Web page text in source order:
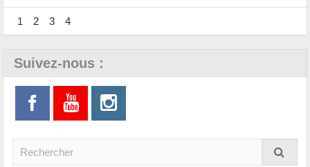
1 2 3 4
Suivez-nous :